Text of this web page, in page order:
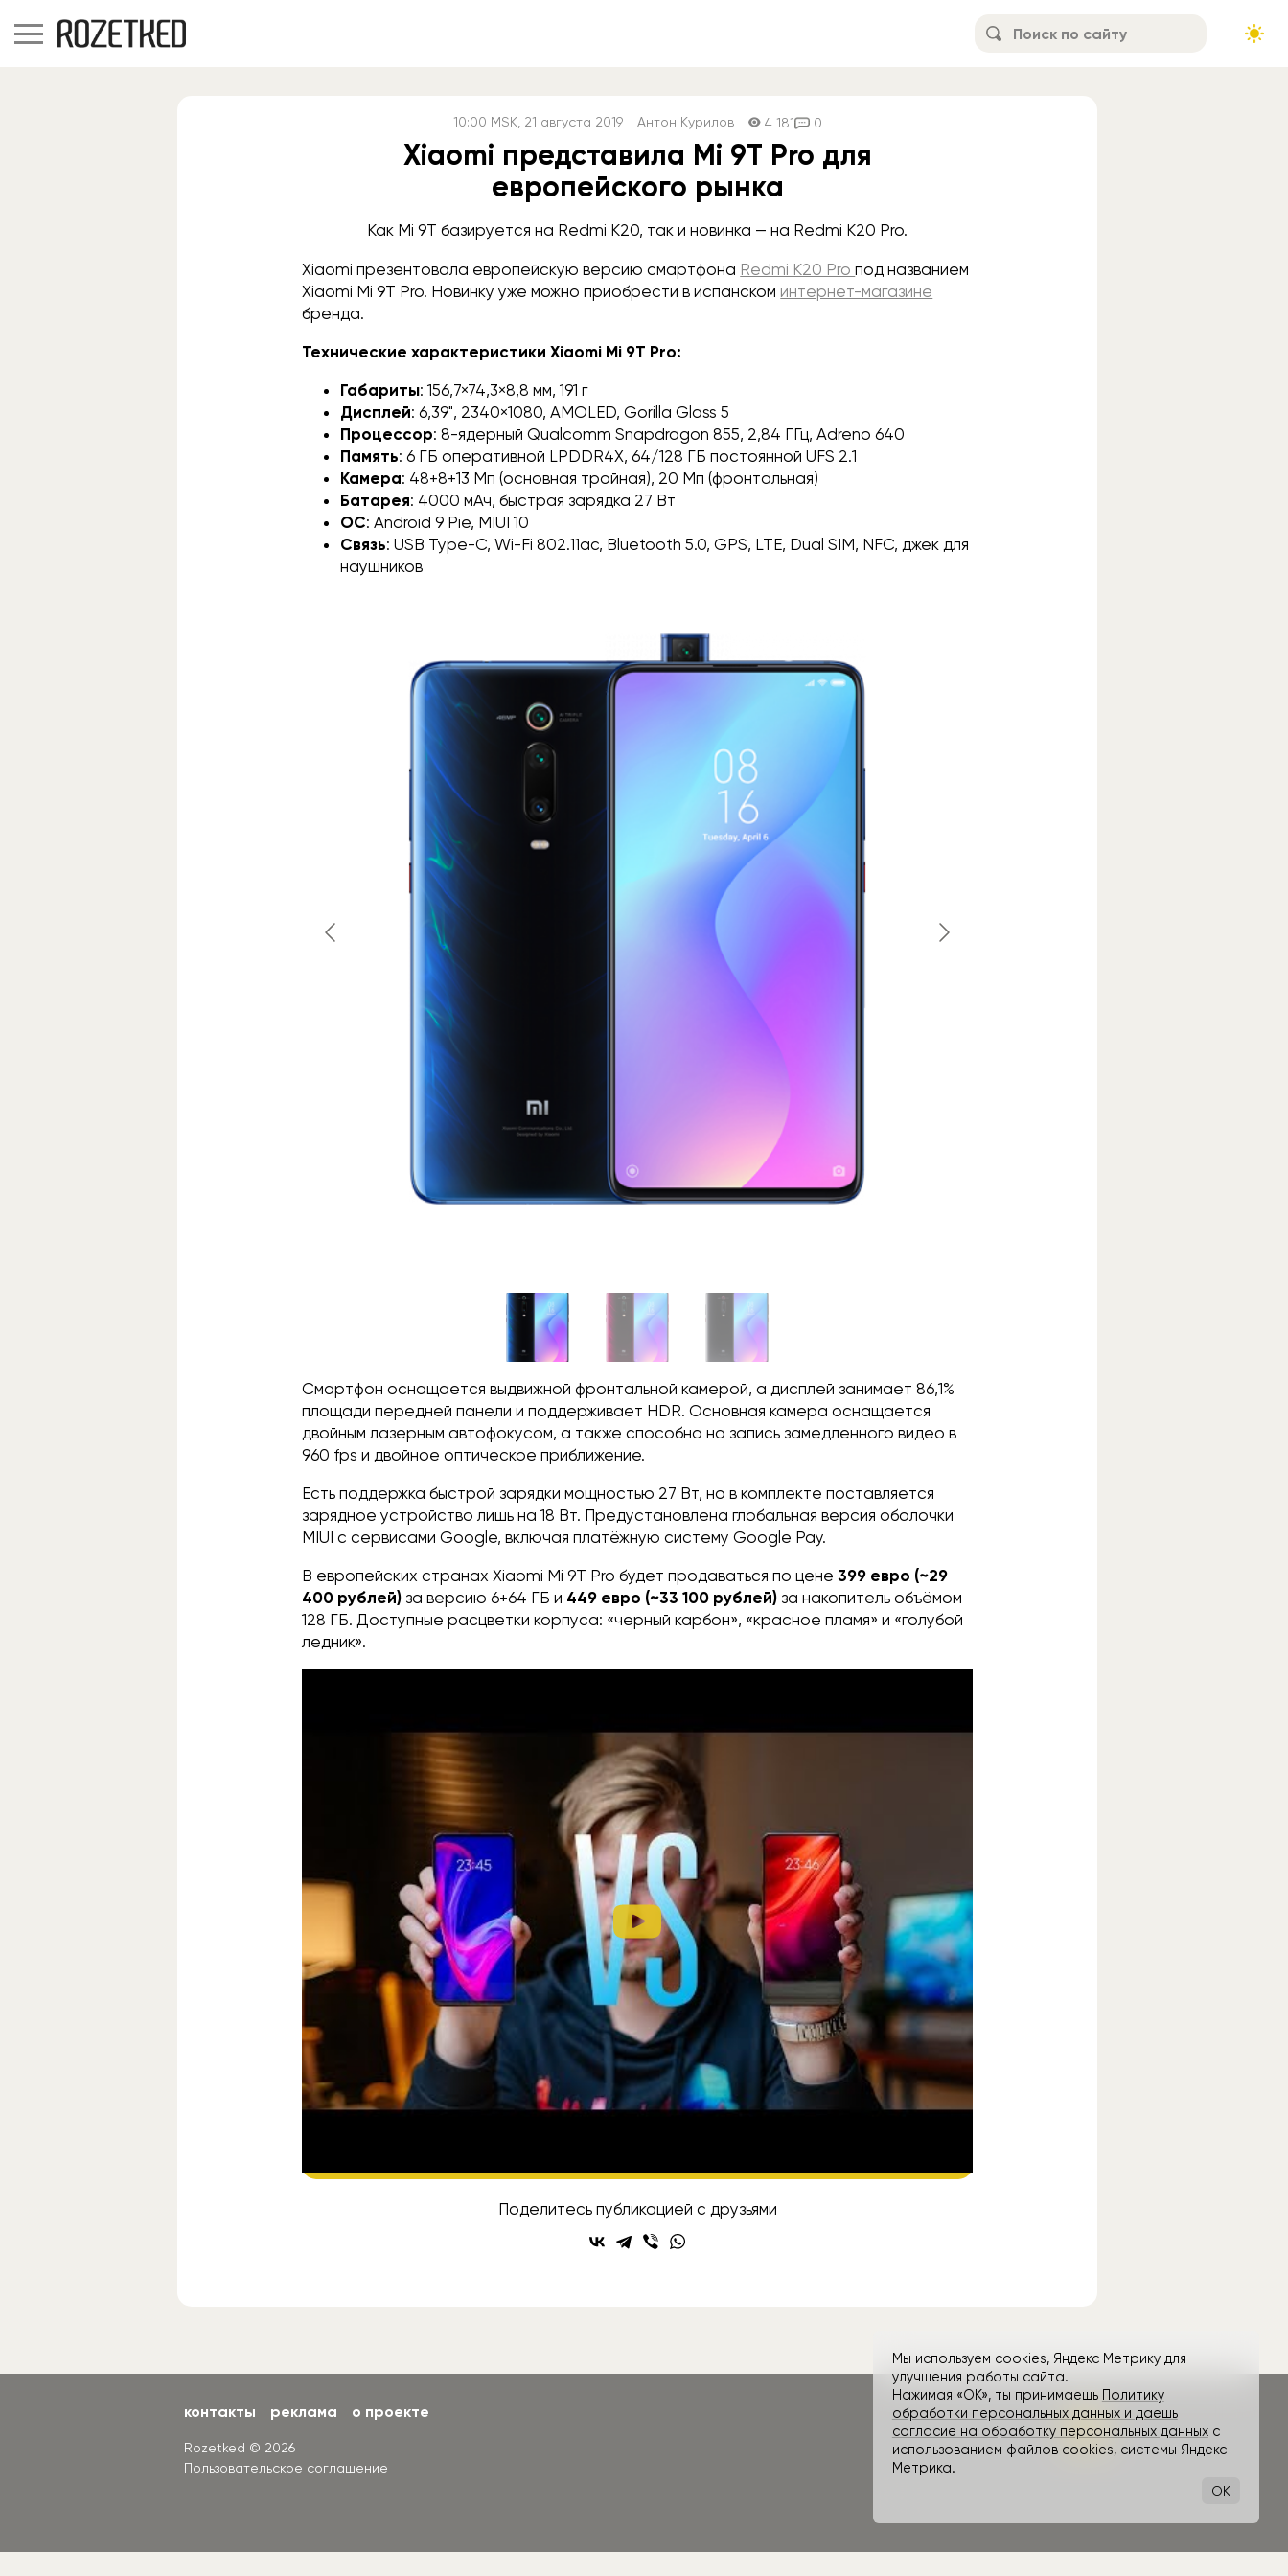
10:00 MSK, 21 августа 2019 Антон Курилов 4 181 0
Xiaomi представила Mi 9T Pro для
европейского рынка
Как Mi 9T базируется на Redmi K20, так и новинка — на Redmi K20 Pro.
Xiaomi презентовала европейскую версию смартфона Redmi K20 Proпод названием
Xiaomi Mi 9T Pro. Новинку уже можно приобрести в испанском интернет-магазине
бренда.
Технические характеристики Xiaomi Mi 9T Pro:
Габариты: 156,7×74,3×8,8 мм, 191 г
Дисплей: 6,39", 2340×1080, AMOLED, Gorilla Glass 5
Процессор: 8-ядерный Qualcomm Snapdragon 855, 2,84 ГГц, Adreno 640
Память: 6 ГБ оперативной LPDDR4X, 64/128 ГБ постоянной UFS 2.1
Камера: 48+8+13 Мп (основная тройная), 20 Мп (фронтальная)
Батарея: 4000 мАч, быстрая зарядка 27 Вт
ОС: Android 9 Pie, MIUI 10
Связь: USB Type-C, Wi-Fi 802.11ac, Bluetooth 5.0, GPS, LTE, Dual SIM, NFC, джек для
наушников
Смартфон оснащается выдвижной фронтальной камерой, а дисплей занимает 86,1%
площади передней панели и поддерживает HDR. Основная камера оснащается
двойным лазерным автофокусом, а также способна на запись замедленного видео в
960 fps и двойное оптическое приближение.
Есть поддержка быстрой зарядки мощностью 27 Вт, но в комплекте поставляется
зарядное устройство лишь на 18 Вт. Предустановлена глобальная версия оболочки
MIUI с сервисами Google, включая платёжную систему Google Pay.
В европейских странах Xiaomi Mi 9T Pro будет продаваться по цене399 евро (~29
400 рублей) за версию 6+64 ГБ и 449 евро (~33 100 рублей) за накопитель объёмом
128 ГБ. Доступные расцветки корпуса: «черный карбон», «красное пламя» и «голубой
ледник».
xiaomi
Поделитесь публикацией с друзьями
контакты реклама о проекте
Rozetked © 2026
Пользовательское соглашение
Мы используем cookies, Яндекс Метрику для
улучшения работы сайта.
Нажимая «ОК», ты принимаешь Политику
обработки персональных данных и даешь
согласие на обработку персональных данныхс
использованием файлов cookies, системы Яндекс
Метрика.
OK